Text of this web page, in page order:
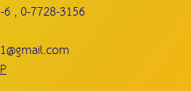
, 0-7728-3156